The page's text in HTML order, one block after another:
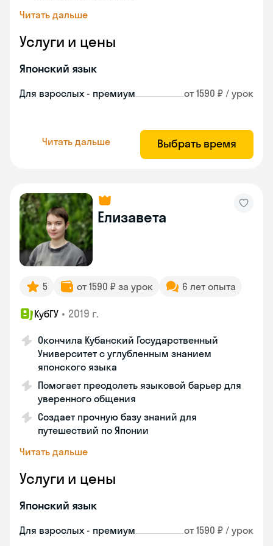
Читать дальше
Услуги и цены
Японский язык
Для взрослых - премиум от 1590 ₽ / урок
Читать дальше Выбрать время
Елизавета
5 от 1590 ₽ за урок 6 лет опыта
КубГУ • 2019 г.
Окончила Кубанский Государственный
Университет с углубленным знанием
японского языка
Помогает преодолеть языковой барьер для
уверенного общения
Создает прочную базу знаний для
путешествий по Японии
Читать дальше
Услуги и цены
Японский язык
Для взрослых - премиум от 1590 ₽ / урок